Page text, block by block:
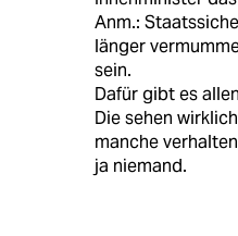
Anm.:
länger
sein.
Dafür gibt es
Die sehen
manche
ja niemand.